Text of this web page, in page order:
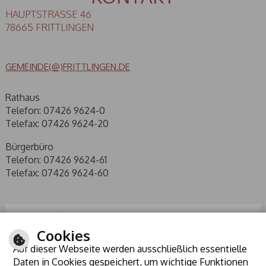
HAUPTSTRASSE 46
78665 FRITTLINGEN
GEMEINDE(@)FRITTLINGEN.DE
Rathaus
Telefon: 07426 9624-0
Telefax: 07426 9624-20
Bürgerbüro
Telefon: 07426 9624-61
Telefax: 07426 9624-60
Cookies
Auf dieser Webseite werden ausschließlich essentielle
Daten in Cookies gespeichert, um wichtige Funktionen